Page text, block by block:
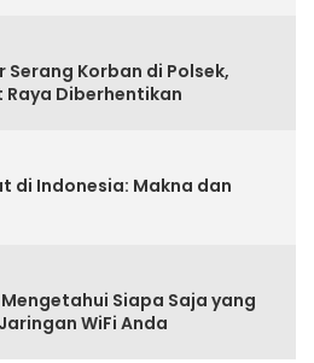
Korban di Polsek,
Raya Diberhentikan
di Indonesia: Makna dan
Siapa Saja yang
WiFi Anda